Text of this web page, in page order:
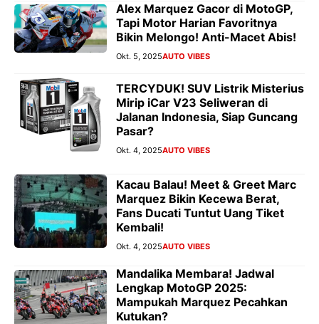
Alex Marquez Gacor di MotoGP,
Tapi Motor Harian Favoritnya
Bikin Melongo! Anti-Macet Abis!
Okt. 5, 2025AUTO VIBES
TERCYDUK! SUV Listrik Misterius
Mirip iCar V23 Seliweran di
Jalanan Indonesia, Siap Guncang
Pasar?
Okt. 4, 2025AUTO VIBES
Kacau Balau! Meet & Greet Marc
Marquez Bikin Kecewa Berat,
Fans Ducati Tuntut Uang Tiket
Kembali!
Okt. 4, 2025AUTO VIBES
Mandalika Membara! Jadwal
Lengkap MotoGP 2025:
Mampukah Marquez Pecahkan
Kutukan?